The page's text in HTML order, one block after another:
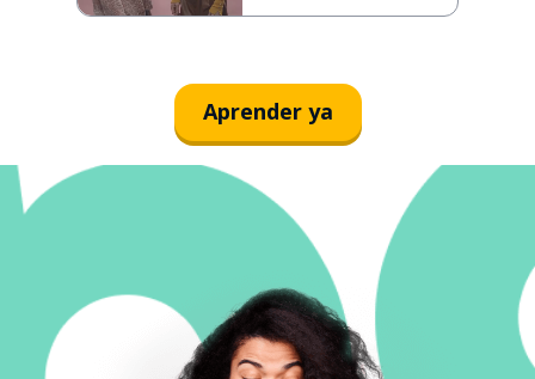
Aprender ya